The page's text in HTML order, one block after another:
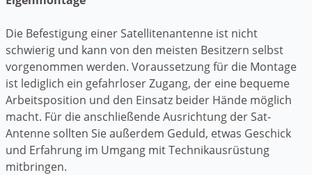
Die Befestigung einer Satellitenantenne ist nicht
schwierig und kann von den meisten Besitzern selbst
vorgenommen werden. Voraussetzung für die Montage
ist lediglich ein gefahrloser Zugang, der eine bequeme
Arbeitsposition und den Einsatz beider Hände möglich
macht. Für die anschließende Ausrichtung der Sat-
Antenne sollten Sie außerdem Geduld, etwas Geschick
und Erfahrung im Umgang mit Technikausrüstung
mitbringen.